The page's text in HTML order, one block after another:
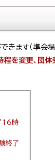
ます（準会
を変更、団
16時
終了